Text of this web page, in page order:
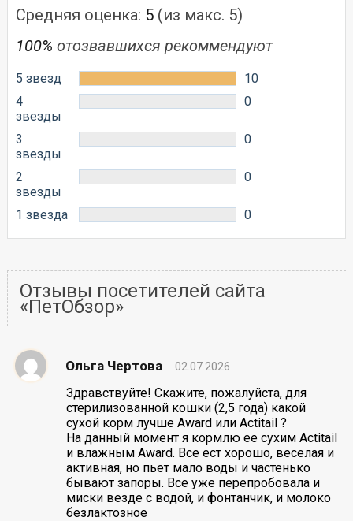
Средняя оценка: 5(из макс. 5)
100% отозвавшихся рекоммендуют
5 звезд
10
4
звезды
0
3
звезды
0
2
звезды
0
1 звезда 0
Отзывы посетителей сайта
«ПетОбзор»
Ольга Чертова 02.07.2026
Здравствуйте! Скажите, пожалуйста, для
стерилизованной кошки (2,5 года) какой
сухой корм лучше Award или Actitail ?
На данный момент я кормлю ее сухим Actitail
и влажным Award. Все ест хорошо, веселая и
активная, но пьет мало воды и частенько
бывают запоры. Все уже перепробовала и
миски везде с водой, и фонтанчик, и молоко
безлактозное